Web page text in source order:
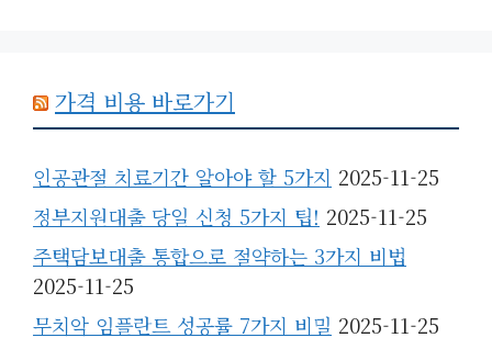
가격 비용 바로가기
인공관절 치료기간 알아야 할 5가지 2025-11-25
정부지원대출 당일 신청 5가지 팁! 2025-11-25
주택담보대출 통합으로 절약하는 3가지 비법
2025-11-25
무치악 임플란트 성공률 7가지 비밀 2025-11-25